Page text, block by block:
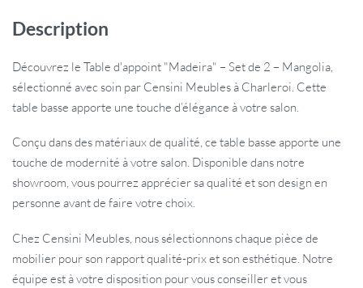
Description
Découvrez le Table d'appoint "Madeira" – Set de 2 – Mangolia,
sélectionné avec soin par Censini Meubles à Charleroi. Cette
table basse apporte une touche d’élégance à votre salon.
Conçu dans des matériaux de qualité, ce table basse apporte une
touche de modernité à votre salon. Disponible dans notre
showroom, vous pourrez apprécier sa qualité et son design en
personne avant de faire votre choix.
Chez Censini Meubles, nous sélectionnons chaque pièce de
mobilier pour son rapport qualité-prix et son esthétique. Notre
équipe est à votre disposition pour vous conseiller et vous